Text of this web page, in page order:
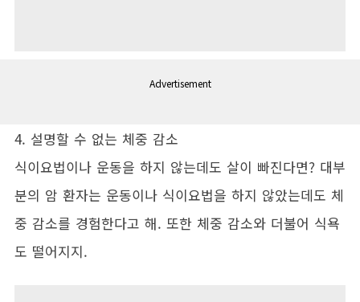
Advertisement
4. 설명할 수 없는 체중 감소
식이요법이나 운동을 하지 않는데도 살이 빠진다면? 대부
분의 암 환자는 운동이나 식이요법을 하지 않았는데도 체
중 감소를 경험한다고 해. 또한 체중 감소와 더불어 식욕
도 떨어지지.